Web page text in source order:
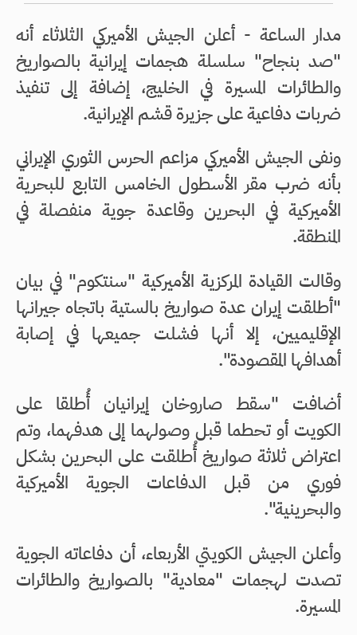
مدار الساعة - أعلن الجيش الأميركي الثلاثاء أنه
"صد بنجاح" سلسلة هجمات إيرانية بالصواريخ
والطائرات المسيرة في الخليج، إضافة إلى تنفيذ
ضربات دفاعية على جزيرة قشم الإيرانية.
ونفى الجيش الأميركي مزاعم الحرس الثوري الإيراني
بأنه ضرب مقر الأسطول الخامس التابع للبحرية
الأميركية في البحرين وقاعدة جوية منفصلة في
المنطقة.
وقالت القيادة المركزية الأميركية "سنتكوم" في بيان
"أطلقت إيران عدة صواريخ بالستية باتجاه جيرانها
الإقليميين، إلا أنها فشلت جميعها في إصابة
أهدافها المقصودة".
أضافت "سقط صاروخان إيرانيان أُطلقا على
الكويت أو تحطما قبل وصولهما إلى هدفهما، وتم
اعتراض ثلاثة صواريخ أُطلقت على البحرين بشكل
فوري من قبل الدفاعات الجوية الأميركية
والبحرينية".
وأعلن الجيش الكويتي الأربعاء، أن دفاعاته الجوية
تصدت لهجمات "معادية" بالصواريخ والطائرات
المسيرة.